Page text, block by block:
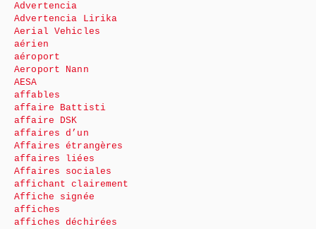
Advertencia
Advertencia Lirika
Aerial Vehicles
aérien
aéroport
Aeroport Nann
AESA
affables
affaire Battisti
affaire DSK
affaires d’un
Affaires étrangères
affaires liées
Affaires sociales
affichant clairement
Affiche signée
affiches
affiches déchirées